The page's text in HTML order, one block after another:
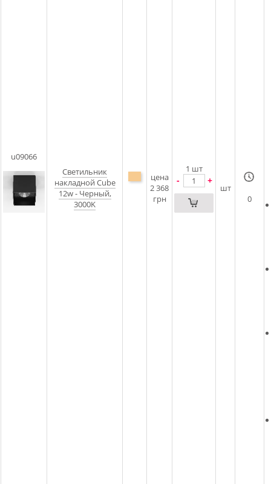
u09066
Светильник
накладной Cube
12w - Черный,
3000K
цена
2 368
грн
1 шт
- +
шт
0